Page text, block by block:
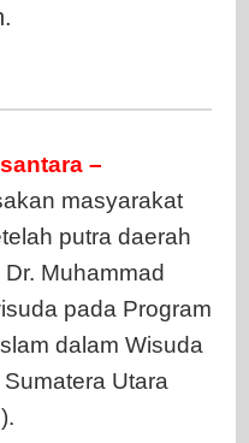
–
masyarakat
putra daerah
Muhammad
pada Program
dalam Wisuda
Utara